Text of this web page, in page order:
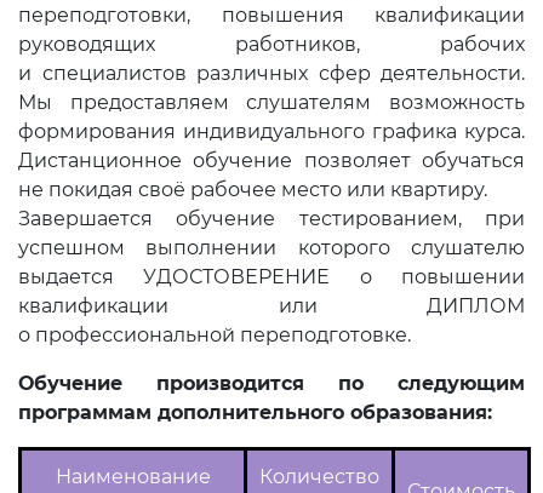
переподготовки, повышения квалификации
руководящих работников, рабочих
и специалистов различных сфер деятельности.
Мы предоставляем слушателям возможность
формирования индивидуального графика курса.
Дистанционное обучение позволяет обучаться
не покидая своё рабочее место или квартиру.
Завершается обучение тестированием, при
успешном выполнении которого слушателю
выдается УДОСТОВЕРЕНИЕ о повышении
квалификации или ДИПЛОМ
о профессиональной переподготовке.
Обучение производится по следующим
программам дополнительного образования:
Наименование
Количество